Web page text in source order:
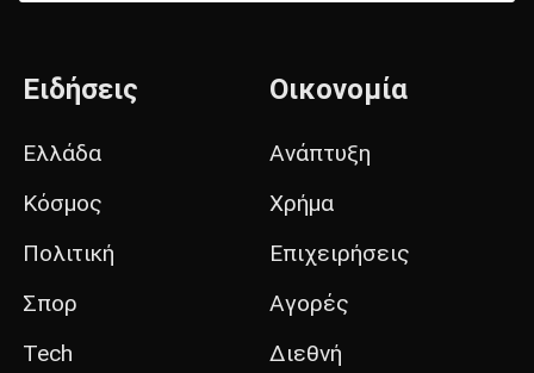
Ειδήσεις
Ελλάδα
Κόσμος
Πολιτική
Σπορ
Tech
Οικονομία
Ανάπτυξη
Χρήμα
Επιχειρήσεις
Αγορές
Διεθνή